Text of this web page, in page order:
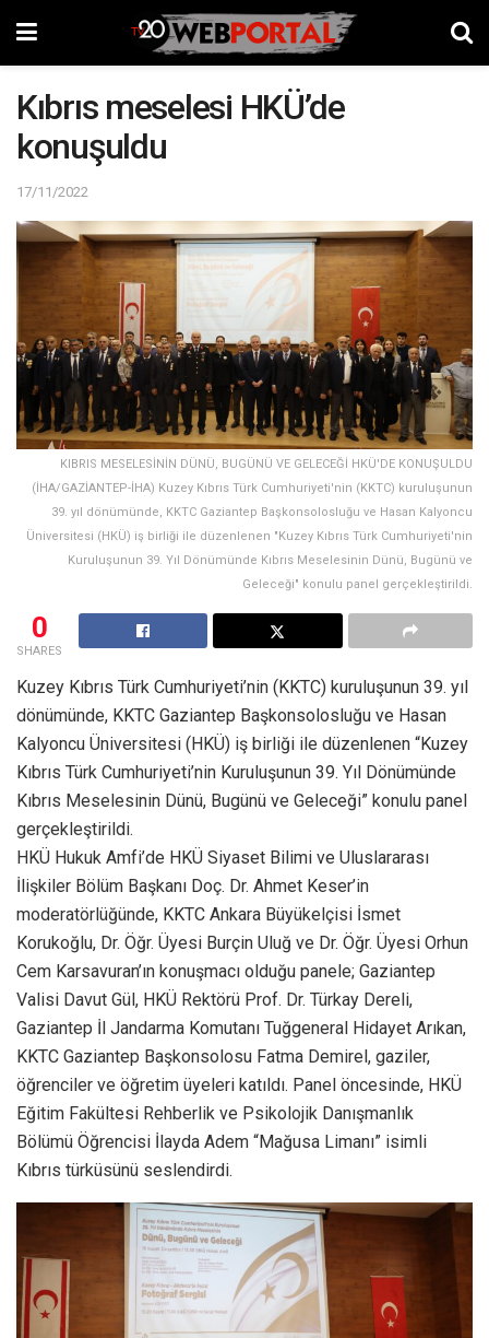
Kıbrıs meselesi HKÜ’de
konuşuldu
17/11/2022
KIBRIS MESELESİNİN DÜNÜ, BUGÜNÜ VE GELECEĞİ HKÜ'DE KONUŞULDU
(İHA/GAZİANTEP-İHA) Kuzey Kıbrıs Türk Cumhuriyeti'nin (KKTC) kuruluşunun
39. yıl dönümünde, KKTC Gaziantep Başkonsolosluğu ve Hasan Kalyoncu
Üniversitesi (HKÜ) iş birliği ile düzenlenen "Kuzey Kıbrıs Türk Cumhuriyeti'nin
Kuruluşunun 39. Yıl Dönümünde Kıbrıs Meselesinin Dünü, Bugünü ve
Geleceği" konulu panel gerçekleştirildi.
0
SHARES
Kuzey Kıbrıs Türk Cumhuriyeti’nin (KKTC) kuruluşunun 39. yıl
dönümünde, KKTC Gaziantep Başkonsolosluğu ve Hasan
Kalyoncu Üniversitesi (HKÜ) iş birliği ile düzenlenen “Kuzey
Kıbrıs Türk Cumhuriyeti’nin Kuruluşunun 39. Yıl Dönümünde
Kıbrıs Meselesinin Dünü, Bugünü ve Geleceği” konulu panel
gerçekleştirildi.
HKÜ Hukuk Amfi’de HKÜ Siyaset Bilimi ve Uluslararası
İlişkiler Bölüm Başkanı Doç. Dr. Ahmet Keser’in
moderatörlüğünde, KKTC Ankara Büyükelçisi İsmet
Korukoğlu, Dr. Öğr. Üyesi Burçin Uluğ ve Dr. Öğr. Üyesi Orhun
Cem Karsavuran’ın konuşmacı olduğu panele; Gaziantep
Valisi Davut Gül, HKÜ Rektörü Prof. Dr. Türkay Dereli,
Gaziantep İl Jandarma Komutanı Tuğgeneral Hidayet Arıkan,
KKTC Gaziantep Başkonsolosu Fatma Demirel, gaziler,
öğrenciler ve öğretim üyeleri katıldı. Panel öncesinde, HKÜ
Eğitim Fakültesi Rehberlik ve Psikolojik Danışmanlık
Bölümü Öğrencisi İlayda Adem “Mağusa Limanı” isimli
Kıbrıs türküsünü seslendirdi.